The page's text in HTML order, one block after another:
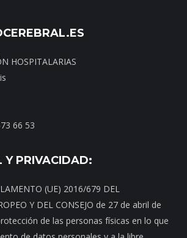
HOSPITALARIAS
66 53
Y PRIVACIDAD:
(UE) 2016/679 DEL
Y DEL CONSEJO de 27 de abril de
de las personas físicas en lo que